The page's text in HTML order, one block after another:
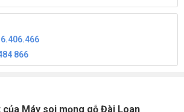
866
Máy soi mọng gỗ Đài Loan